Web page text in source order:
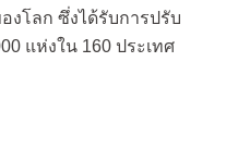
งโลก ซึ่งได้รับการปรับ
แห่งใน 160 ประเทศ